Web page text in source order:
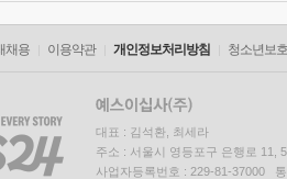
채용 이용약관 개인정보처리방침 청소년보
대표 : 김석환, 최세라
주소 : 서울시 영등포구 은행로 11,
사업자등록번호 : 229-81-37000